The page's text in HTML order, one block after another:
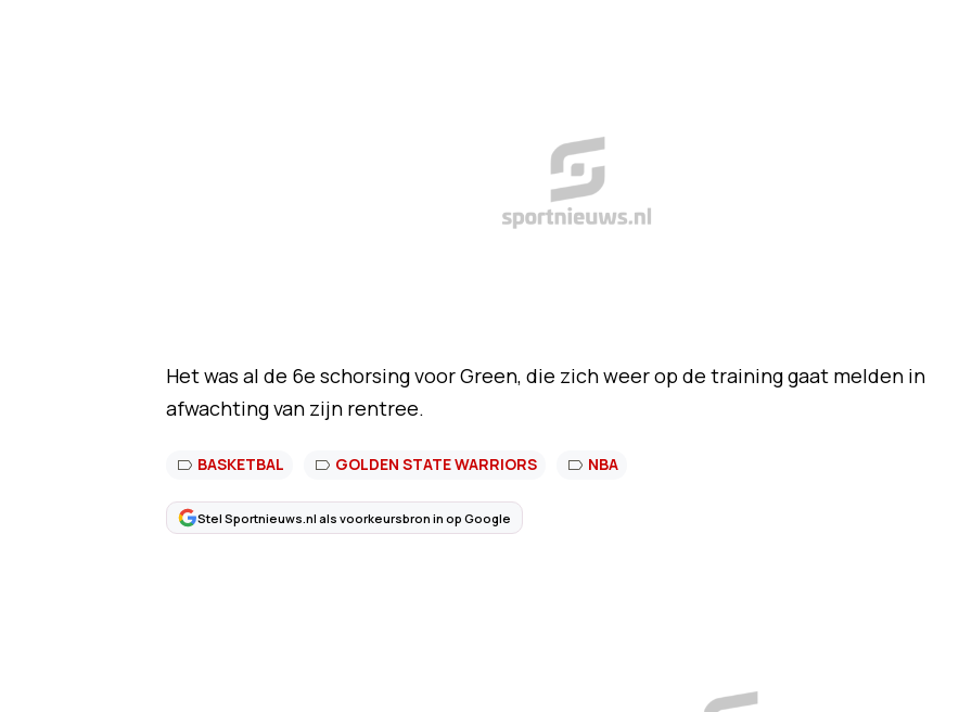
Het was al de 6e schorsing voor Green, die zich weer op de training gaat melden in
afwachting van zijn rentree.
BASKETBAL GOLDEN STATE WARRIORS NBA
Stel Sportnieuws.nl als voorkeursbron in op Google